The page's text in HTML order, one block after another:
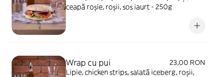
ceapă roșie, roșii, sos iaurt - 250g
Wrap cu pui
23,00 RON
Lipie, chicken strips, salată iceberg, roșii,